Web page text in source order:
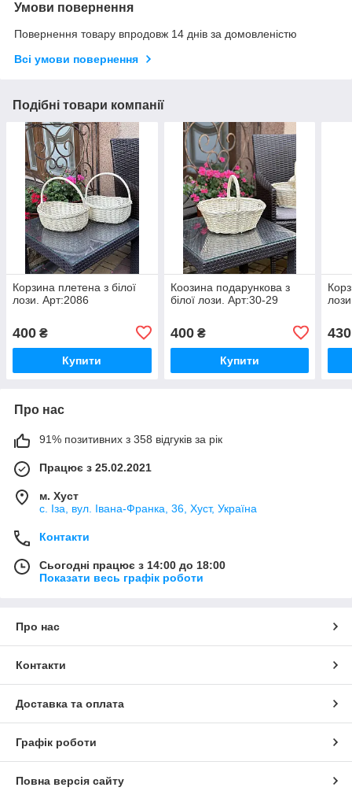
Умови повернення
Повернення товару впродовж 14 днів за домовленістю
Всі умови повернення
Подібні товари компанії
Корзина плетена з білої
лози. Арт:2086
400 ₴
Купити
Коозина подарункова з
білої лози. Арт:30-29
400₴
Купити
430
Про нас
91% позитивних з 358 відгуків за рік
Працює з 25.02.2021
м. Хуст
с. Іза, вул. Івана-Франка, 36, Хуст, Україна
Контакти
Сьогодні працює з 14:00 до 18:00
Показати весь графік роботи
Про нас
Контакти
Доставка та оплата
Графік роботи
Повна версія сайту